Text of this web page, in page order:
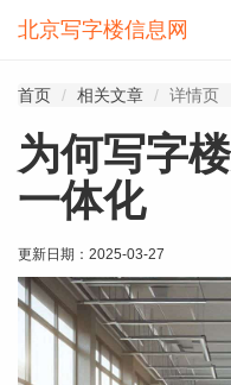
北京写字楼信息网
首页 相关文章 详情页
为何写字
一体化
更新日期： 2025-03-27